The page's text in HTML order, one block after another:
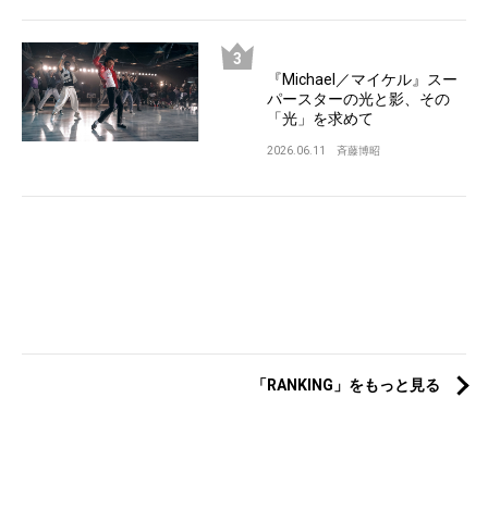
『Michael／マイケル』スー
パースターの光と影、その
「光」を求めて
2026.06.11 斉藤博昭
「RANKING」をもっと見る